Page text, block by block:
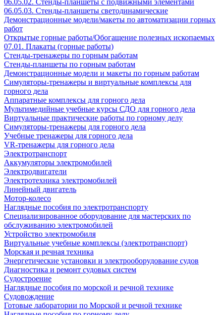
06.05.02. Стенды-планшеты с подвижными элементами
06.05.03. Стенды-планшеты светодинамические
Демонстрационные модели/макеты по автоматизации горных
работ
Открытые горные работы/Обогащение полезных ископаемых
07.01. Плакаты (горные работы)
Стенды-тренажеры по горным работам
Стенды-планшеты по горным работам
Демонстрационные модели и макеты по горным работам
Симуляторы-тренажеры и виртуальные комплексы для
горного дела
Аппаратные комплексы для горного дела
Мультимедийные учебные курсы СДО для горного дела
Виртуальные практические работы по горному делу
Симуляторы-тренажеры для горного дела
Учебные тренажеры для горного дела
VR-тренажеры для горного дела
Электротранспорт
Аккумуляторы электромобилей
Электродвигатели
Электротехника электромобилей
Линейный двигатель
Мотор-колесо
Наглядные пособия по электротранспорту
Специализированное оборудование для мастерских по
обслуживанию электромобилей
Устройство электромобиля
Виртуальные учебные комплексы (электротранспорт)
Морская и речная техника
Энергетические установки и электрооборудование судов
Диагностика и ремонт судовых систем
Судостроение
Наглядные пособия по морской и речной технике
Судовождение
Готовые лаборатории по Морской и речной технике